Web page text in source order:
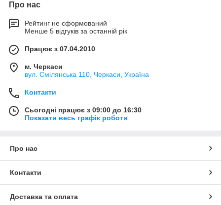
Про нас
Рейтинг не сформований
Менше 5 відгуків за останній рік
Працює з 07.04.2010
м. Черкаси
вул. Смілянська 110, Черкаси, Україна
Контакти
Сьогодні працює з 09:00 до 16:30
Показати весь графік роботи
Про нас
Контакти
Доставка та оплата